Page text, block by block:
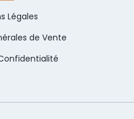
Légales
de Vente